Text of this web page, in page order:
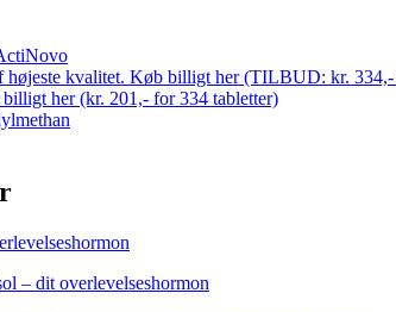
højeste kvalitet. Køb billigt her (TILBUD: kr.
her (kr. 201,- for 334 tabletter)
– dit overlevelseshormon